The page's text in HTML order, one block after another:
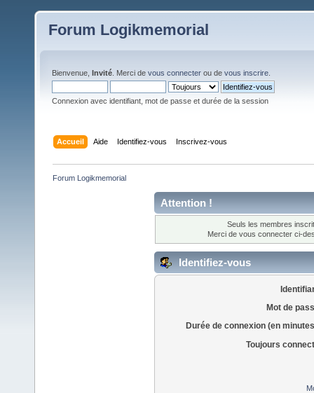
Forum Logikmemorial
Bienvenue, Invité . Merci de vous connecter ou de vous inscrire
Connexion avec identifiant, mot de passe et durée de la session
Accueil Aide Identifiez-vous Inscrivez-vous
Forum Logikmemorial
Attention !
Seuls les membres
Merci de vous connecter ci-
Identifiez-vous
Mot de
Durée de connexion (en
Toujours